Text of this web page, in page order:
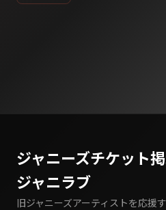
ジャニーズチケット
ジャニラブ
旧ジャニーズアーティストを応援